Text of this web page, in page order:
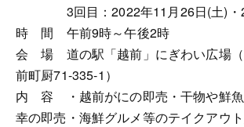
3回目：2022年11月26日(土)・
時 間 午前9時～午後2時
会 場 道の駅「越前」にぎわい広場（
前町厨71-335-1）
内 容 ・越前がにの即売・干物や鮮魚
幸の即売・海鮮グルメ等のテイクアウ